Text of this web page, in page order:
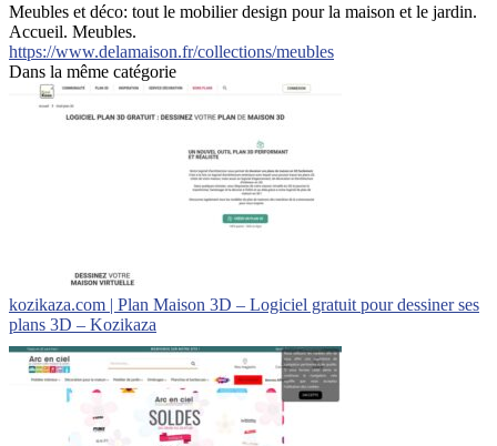
Meubles et déco: tout le mobilier design pour la maison et le jardin.
Accueil. Meubles.
https://www.delamaison.fr/collections/meubles
Dans la même catégorie
kozikaza.com | Plan Maison 3D – Logiciel gratuit pour dessiner ses
plans 3D – Kozikaza